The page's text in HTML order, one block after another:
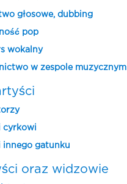
głosowe, dubbing
pop
wokalny
w zespole muzycznym
cyrkowi
innego gatunku
oraz widzowie